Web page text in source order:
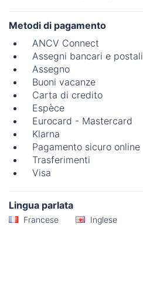
Metodi di pagamento
ANCV Connect
Assegni bancari e postali
Assegno
Buoni vacanze
Carta di credito
Espèce
Eurocard - Mastercard
Klarna
Pagamento sicuro online
Trasferimenti
Visa
Lingua parlata
Francese Inglese